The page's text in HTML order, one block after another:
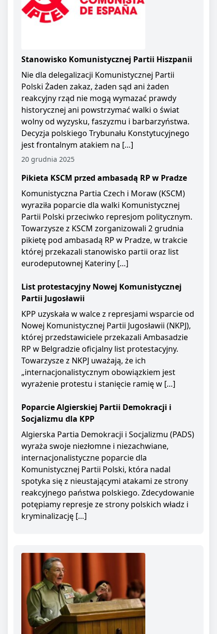
Stanowisko Komunistycznej Partii Hiszpanii
Nie dla delegalizacji Komunistycznej Partii
Polski Żaden zakaz, żaden sąd ani żaden
reakcyjny rząd nie mogą wymazać prawdy
historycznej ani powstrzymać walki o świat
wolny od wyzysku, faszyzmu i barbarzyństwa.
Decyzja polskiego Trybunału Konstytucyjnego
jest frontalnym atakiem na […]
20 grudnia 2025
Pikieta KSCM przed ambasadą RP w Pradze
Komunistyczna Partia Czech i Moraw (KSCM)
wyraziła poparcie dla walki Komunistycznej
Partii Polski przeciwko represjom politycznym.
Towarzysze z KSCM zorganizowali 2 grudnia
pikietę pod ambasadą RP w Pradze, w trakcie
której przekazali stanowisko partii oraz list
eurodeputownej Kateriny […]
List protestacyjny Nowej Komunistycznej
Partii Jugosławii
KPP uzyskała w walce z represjami wsparcie od
Nowej Komunistycznej Partii Jugosławii (NKPJ),
której przedstawiciele przekazali Ambasadzie
RP w Belgradzie oficjalny list protestacyjny.
Towarzysze z NKPJ uważają, że ich
„internacjonalistycznym obowiązkiem jest
wyrażenie protestu i stanięcie ramię w […]
Poparcie Algierskiej Partii Demokracji i
Socjalizmu dla KPP
Algierska Partia Demokracji i Socjalizmu (PADS)
wyraża swoje niezłomne i niezachwiane,
internacjonalistyczne poparcie dla
Komunistycznej Partii Polski, która nadal
spotyka się z nieustającymi atakami ze strony
reakcyjnego państwa polskiego. Zdecydowanie
potępiamy represje ze strony polskich władz i
kryminalizację […]